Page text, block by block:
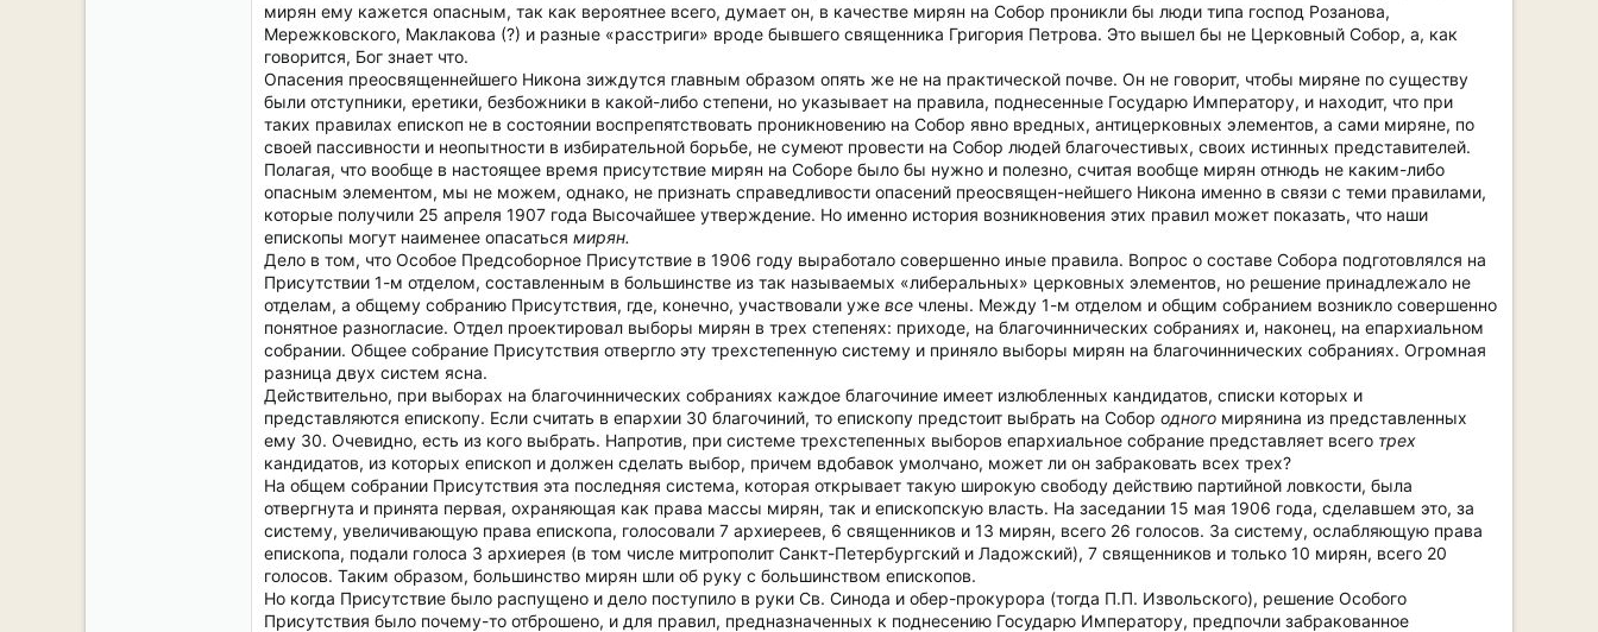
мирян ему кажется опасным, так как вероятнее всего, думает он, в качестве мирян на Собор проникли бы люди типа господ Розанова,
Мережковского, Маклакова (?) и разные «расстриги» вроде бывшего священника Григория Петрова. Это вышел бы не Церковный Собор, а, как
говорится, Бог знает что.
Опасения преосвященнейшего Никона зиждутся главным образом опять же не на практической почве. Он не говорит, чтобы миряне по существу
были отступники, еретики, безбожники в какой-либо степени, но указывает на правила, поднесенные Государю Императору, и находит, что при
таких правилах епископ не в состоянии воспрепятствовать проникновению на Собор явно вредных, антицерковных элементов, а сами миряне, по
своей пассивности и неопытности в избирательной борьбе, не сумеют провести на Собор людей благочестивых, своих истинных представителей.
Полагая, что вообще в настоящее время присутствие мирян на Соборе было бы нужно и полезно, считая вообще мирян отнюдь не каким-либо
опасным элементом, мы не можем, однако, не признать справедливости опасений преосвящен-нейшего Никона именно в связи с теми правилами,
которые получили 25 апреля 1907 года Высочайшее утверждение. Но именно история возникновения этих правил может показать, что наши
епископы могут наименее опасаться мирян.
Дело в том, что Особое Предсоборное Присутствие в 1906 году выработало совершенно иные правила. Вопрос о составе Собора подготовлялся на
Присутствии 1-м отделом, составленным в большинстве из так называемых «либеральных» церковных элементов, но решение принадлежало не
отделам, а общему собранию Присутствия, где, конечно, участвовали уже все члены. Между 1-м отделом и общим собранием возникло совершенно
понятное разногласие. Отдел проектировал выборы мирян в трех степенях: приходе, на благочиннических собраниях и, наконец, на епархиальном
собрании. Общее собрание Присутствия отвергло эту трехстепенную систему и приняло выборы мирян на благочиннических собраниях. Огромная
разница двух систем ясна.
Действительно, при выборах на благочиннических собраниях каждое благочиние имеет излюбленных кандидатов, списки которых и
представляются епископу. Если считать в епархии 30 благочиний, то епископу предстоит выбрать на Собор одного мирянина из представленных
ему 30. Очевидно, есть из кого выбрать. Напротив, при системе трехстепенных выборов епархиальное собрание представляет всего трех
кандидатов, из которых епископ и должен сделать выбор, причем вдобавок умолчано, может ли он забраковать всех трех?
На общем собрании Присутствия эта последняя система, которая открывает такую широкую свободу действию партийной ловкости, была
отвергнута и принята первая, охраняющая как права массы мирян, так и епископскую власть. На заседании 15 мая 1906 года, сделавшем это, за
систему, увеличивающую права епископа, голосовали 7 архиереев, 6 священников и 13 мирян, всего 26 голосов. За систему, ослабляющую права
епископа, подали голоса 3 архиерея (в том числе митрополит Санкт-Петербургский и Ладожский), 7 священников и только 10 мирян, всего 20
голосов. Таким образом, большинство мирян шли об руку с большинством епископов.
Но когда Присутствие было распущено и дело поступило в руки Св. Синода и обер-прокурора (тогда П.П. Извольского), решение Особого
Присутствия было почему-то отброшено, и для правил, предназначенных к поднесению Государю Императору, предпочли забракованное